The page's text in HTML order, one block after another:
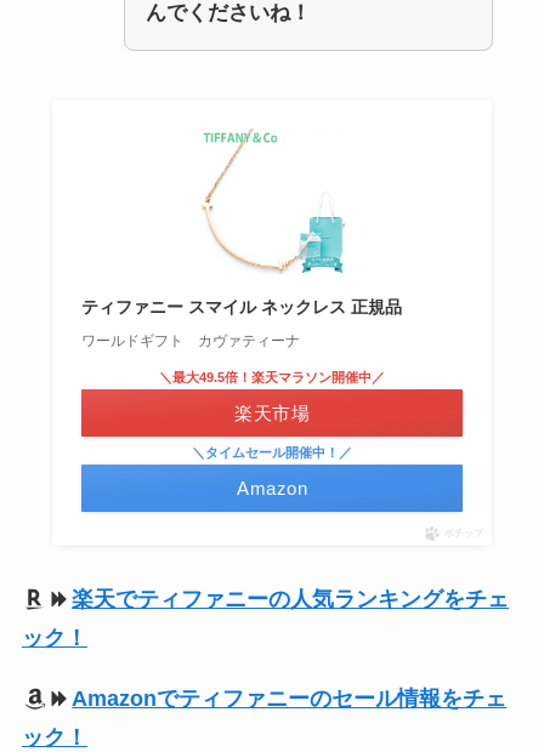
んでくださいね！
ティファニー スマイル ネックレス 正規品
ワールドギフト カヴァティーナ
＼タイムセール開催中！／
Amazon
＼最大49.5倍！楽天マラソン開催中／
楽天市場
ポチップ
楽天でティファニーの人気ランキングをチェ
ック！
Amazonでティファニーのセール情報をチェ
ック！